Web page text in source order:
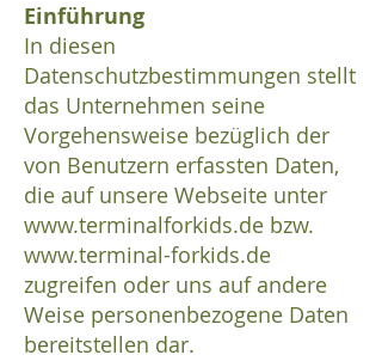
Einführung
In diesen
Datenschutzbestimmungen stellt
das Unternehmen seine
Vorgehensweise bezüglich der
von Benutzern erfassten Daten,
die auf unsere Webseite unter
www.terminalforkids.de bzw.
www.terminal-forkids.de
zugreifen oder uns auf andere
Weise personenbezogene Daten
bereitstellen dar.